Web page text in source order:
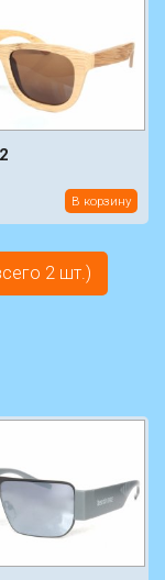
В корзину
2 шт.)